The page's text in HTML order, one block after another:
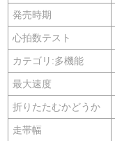
発売時期
心拍数テスト
カテゴリ:多機能
最大速度
折りたたむかどうか
走帯幅